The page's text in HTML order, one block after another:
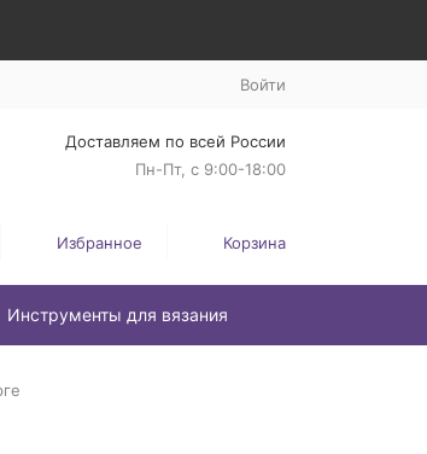
Войти
Доставляем по всей России
Пн-Пт, с 9:00-18:00
Избранное Корзина
Инструменты для вязания